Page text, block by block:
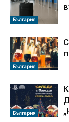
България
България
България